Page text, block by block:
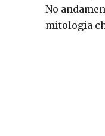
No
mitologia